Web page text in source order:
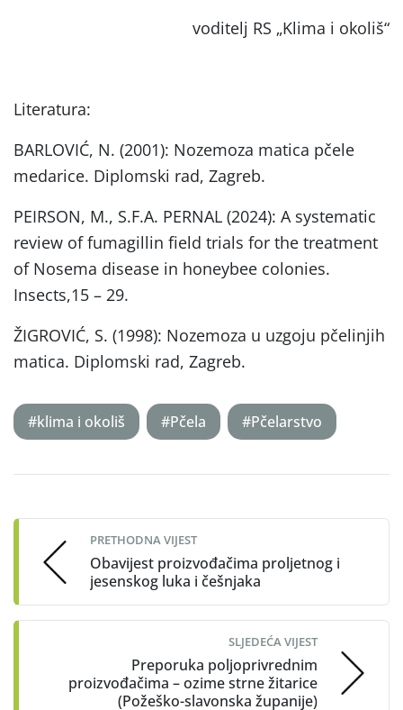
voditelj RS „Klima i okoliš“
Literatura:
BARLOVIĆ, N. (2001): Nozemoza matica pčele
medarice. Diplomski rad, Zagreb.
PEIRSON, M., S.F.A. PERNAL (2024): A systematic
review of fumagillin field trials for the treatment
of Nosema disease in honeybee colonies.
Insects,15 – 29.
ŽIGROVIĆ, S. (1998): Nozemoza u uzgoju pčelinjih
matica. Diplomski rad, Zagreb.
#klima i okoliš #Pčela #Pčelarstvo
navigation
PRETHODNA VIJEST
Obavijest proizvođačima proljetnog i
jesenskog luka i češnjaka
SLJEDEĆA VIJEST
Preporuka poljoprivrednim
proizvođačima – ozime strne žitarice
(Požeško-slavonska županije)